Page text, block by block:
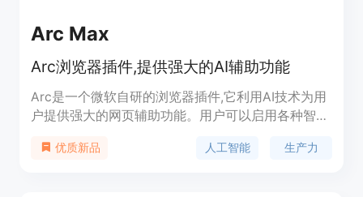
Arc Max
Arc浏览器插件,提供强大的AI辅助功能
Arc是一个微软自研的浏览器插件,它利用AI技术为用
户提供强大的网页辅助功能。用户可以启用各种智能
音控制浏览等,大大提高用户的浏览效率。
优质新品 人工智能 生产力